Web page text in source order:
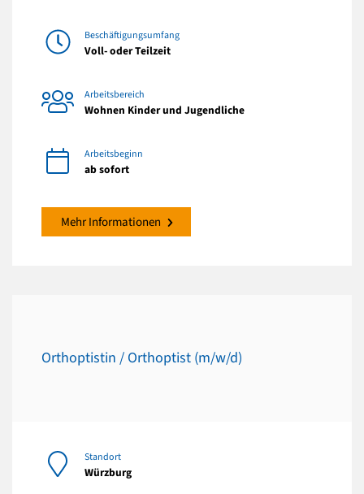
Beschäftigungsumfang
Voll- oder Teilzeit
Arbeitsbereich
Wohnen Kinder und Jugendliche
Arbeitsbeginn
ab sofort
Mehr Informationen
Orthoptistin / Orthoptist (m/w/d)
Standort
Würzburg